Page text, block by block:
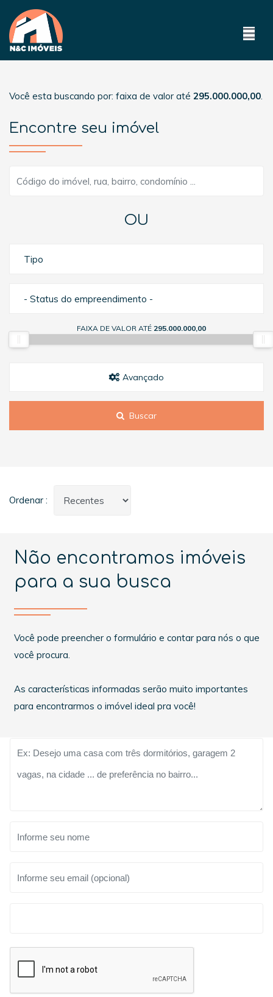
Você esta buscando por: faixa de valor até 295.000.000,00.
Encontre seu imóvel
OU
Tipo
- Status do empreendimento -
FAIXA DE VALOR ATÉ 295.000.000,00
Avançado
Buscar
Ordenar :
Não encontramos imóveis
para a sua busca
Você pode preencher o formulário e contar para nós o que
você procura.
As características informadas serão muito importantes
para encontrarmos o imóvel ideal pra você!